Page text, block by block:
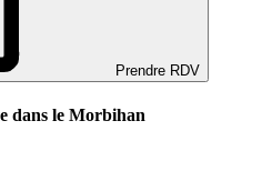
Prendre RDV
dans le Morbihan